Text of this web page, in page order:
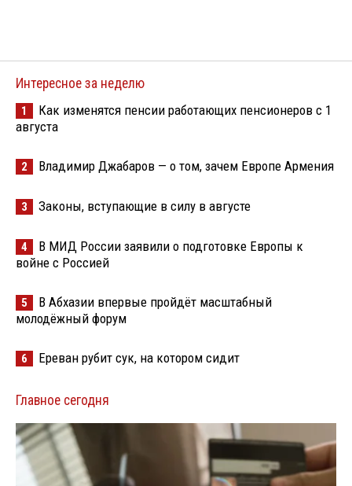
Интересное за неделю
1
Как изменятся пенсии работающих пенсионеров с 1
августа
2 Владимир Джабаров — о том, зачем Европе Армения
3 Законы, вступающие в силу в августе
4
В МИД России заявили о подготовке Европы к
войне с Россией
5
В Абхазии впервые пройдёт масштабный
молодёжный форум
6 Ереван рубит сук, на котором сидит
Главное сегодня